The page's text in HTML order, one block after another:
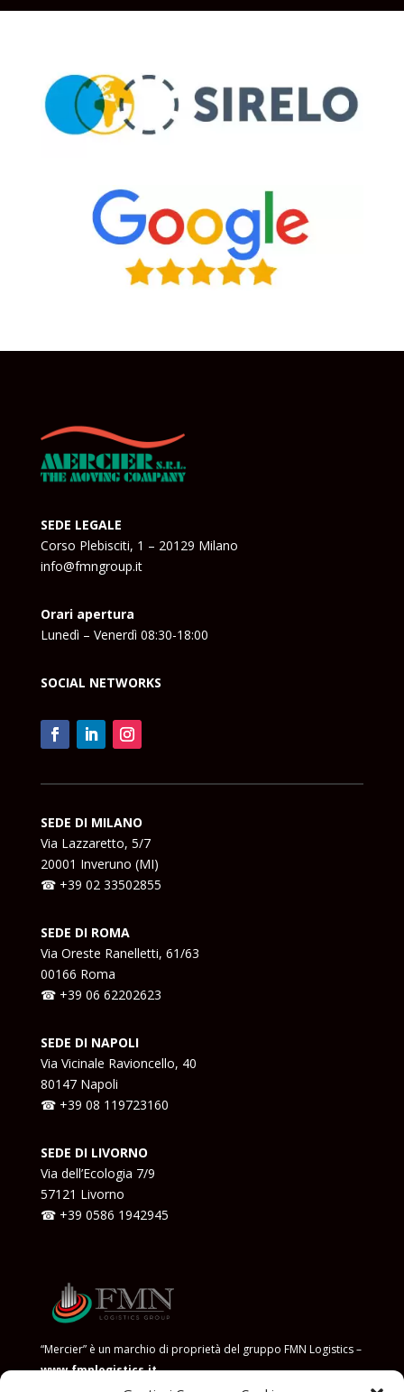
SEDE LEGALE
Corso Plebisciti, 1 – 20129 Milano
info@fmngroup.it
Orari apertura
Lunedì – Venerdì 08:30-18:00
SOCIAL NETWORKS
SEDE DI MILANO
Via Lazzaretto, 5/7
20001 Inveruno (MI)
☎ +39 02 33502855
SEDE DI ROMA
Via Oreste Ranelletti, 61/63
00166 Roma
☎ +39 06 62202623
SEDE DI NAPOLI
Via Vicinale Ravioncello, 40
80147 Napoli
☎ +39 08 119723160
SEDE DI LIVORNO
Via dell’Ecologia 7/9
57121 Livorno
☎ +39 0586 1942945
“Mercier” è un marchio di proprietà del gruppo FMN Logistics –
www.fmnlogistics.it